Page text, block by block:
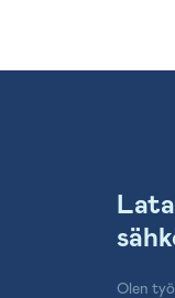
Olen